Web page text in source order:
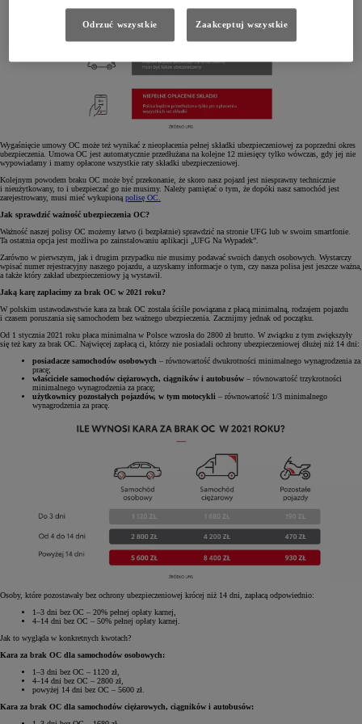
Wygaśnięcie umowy OC może też wynikać z nieopłacenia pełnej składki ubezpieczeniowej za poprzedni okres
ubezpieczenia. Umowa OC jest automatycznie przedłużana na kolejne 12 miesięcy tylko wówczas, gdy jej nie
wypowiadamy i mamy opłacone wszystkie raty składki ubezpieczeniowej.
Kolejnym powodem braku OC może być przekonanie, że skoro nasz pojazd jest niesprawny technicznie
i nieużytkowany, to i ubezpieczać go nie musimy. Należy pamiętać o tym, że dopóki nasz samochód jest
zarejestrowany, musi mieć wykupioną polisę OC.
Jak sprawdzić ważność ubezpieczenia OC?
Ważność naszej polisy OC możemy łatwo (i bezpłatnie) sprawdzić na stronie UFG lub w swoim smartfonie.
Ta ostatnia opcja jest możliwa po zainstalowaniu aplikacji „UFG Na Wypadek”.
Zarówno w pierwszym, jak i drugim przypadku nie musimy podawać swoich danych osobowych. Wystarczy
wpisać numer rejestracyjny naszego pojazdu, a uzyskamy informacje o tym, czy nasza polisa jest jeszcze ważna,
a także który zakład ubezpieczeniowy ją wystawił.
Jaką karę zapłacimy za brak OC w 2021 roku?
W polskim ustawodawstwie kara za brak OC została ściśle powiązana z płacą minimalną, rodzajem pojazdu
i czasem poruszania się samochodem bez ważnego ubezpieczenia. Zacznijmy jednak od początku.
Od 1 stycznia 2021 roku płaca minimalna w Polsce wzrosła do 2800 zł brutto. W związku z tym zwiększyły
się też kary za brak OC. Najwięcej zapłacą ci, którzy nie posiadali ochrony ubezpieczeniowej dłużej niż 14 dni:
posiadacze samochodów osobowych – równowartość dwukrotności minimalnego wynagrodzenia za
pracę;
właściciele samochodów ciężarowych, ciągników i autobusów – równowartość trzykrotności
minimalnego wynagrodzenia za pracę;
użytkownicy pozostałych pojazdów, w tym motocykli – równowartość 1/3 minimalnego
wynagrodzenia za pracę.
Osoby, które pozostawały bez ochrony ubezpieczeniowej krócej niż 14 dni, zapłacą odpowiednio:
1–3 dni bez OC – 20% pełnej opłaty karnej,
4–14 dni bez OC – 50% pełnej opłaty karnej.
Jak to wygląda w konkretnych kwotach?
Kara za brak OC dla samochodów osobowych:
1–3 dni bez OC – 1120 zł,
4–14 dni bez OC – 2800 zł,
powyżej 14 dni bez OC – 5600 zł.
Kara za brak OC dla samochodów ciężarowych, ciągników i autobusów:
Odrzuć wszystkie Zaakceptuj wszystkie